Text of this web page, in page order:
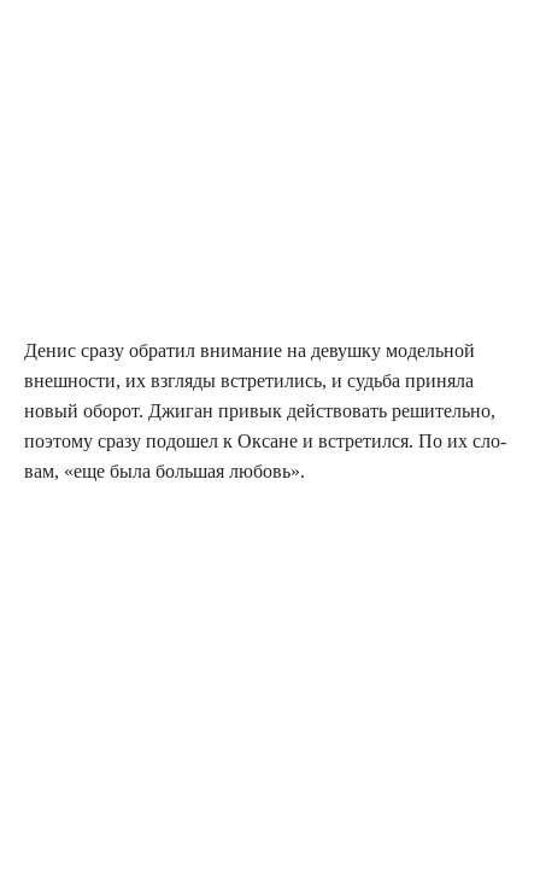
Денис сра­зу обра­тил вни­ма­ние на девуш­ку модель­ной
внеш­но­сти, их взгля­ды встре­ти­лись, и судь­ба при­ня­ла
новый обо­рот. Джи­ган при­вык дей­ство­вать реши­тель­но,
поэто­му сра­зу подо­шел к Оксане и встре­тил­ся. По их сло­
вам, «еще была боль­шая любовь».